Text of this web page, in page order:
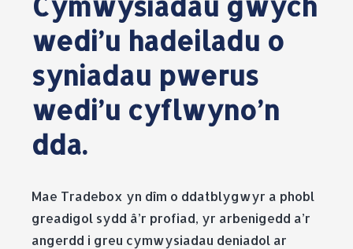
wedi’u hadeiladu o
syniadau pwerus
wedi’u cyflwyno’n
dda.
Mae Tradebox yn dîm o ddatblygwyr a phobl
greadigol sydd â’r profiad, yr arbenigedd a’r
angerdd i greu cymwysiadau deniadol ar